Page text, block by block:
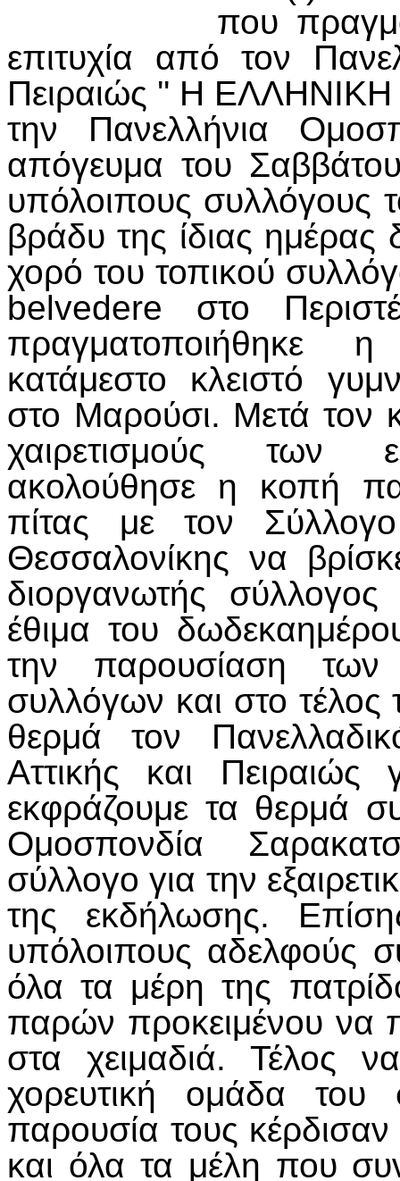
που
επιτυχία από τον
Πειραιώς '' Η
την Πανελλήνια
απόγευμα του
υπόλοιπους συλλόγους
βράδυ της ίδιας
χορό του τοπικού
belvedere στο
πραγματοποιήθηκε
κατάμεστο κλειστό
στο Μαρούσι. Μετά τον
χαιρετισμούς των
ακολούθησε η κοπή
πίτας με τον
Θεσσαλονίκης να
διοργανωτής
έθιμα του
την παρουσίαση των
συλλόγων και στο τέλος
θερμά τον
Αττικής και Πειραιώς
εκφράζουμε τα θερμά
Ομοσπονδία
σύλλογο για την
της εκδήλωσης.
υπόλοιπους αδελφούς
όλα τα μέρη της
παρών προκειμένου να
στα χειμαδιά. Τέλος
χορευτική ομάδα
παρουσία τους
και όλα τα μέλη που